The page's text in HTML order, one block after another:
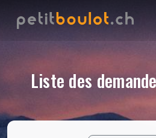
Liste des